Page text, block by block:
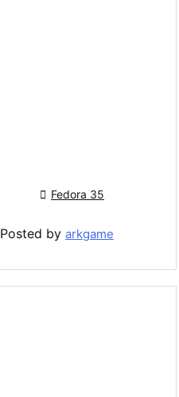
 Fedora 35
Posted by arkgame